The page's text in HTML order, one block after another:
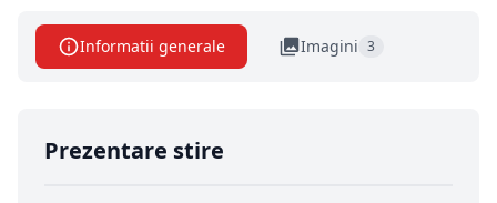
Informatii generale Imagini 3
Prezentare stire